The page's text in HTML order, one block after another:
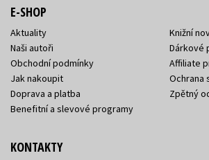
E-SHOP
Aktuality
Naši autoři
Obchodní podmínky
Jak nakoupit
Doprava a platba
Benefitní a slevové programy
Knižní
Dárkové
Affiliate
Ochrana
Zpětný
KONTAKTY